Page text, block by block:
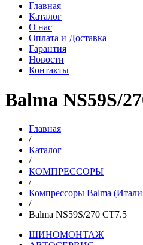
Главная
Каталог
О нас
Оплата и Доставка
Гарантия
Новости
Контакты
Balma NS59S/
Главная
/
Каталог
/
КОМПРЕССОРЫ
/
Компрессоры Balma
/
Balma NS59S/270 CT7.5
ШИНОМОНТАЖ